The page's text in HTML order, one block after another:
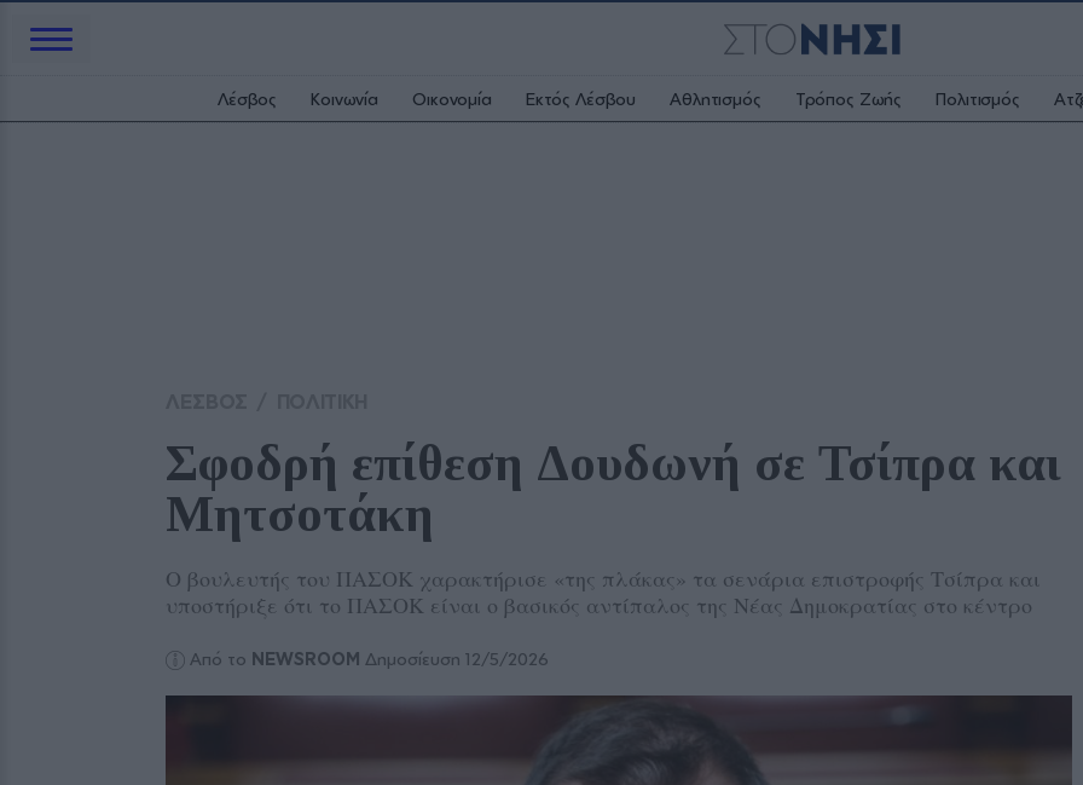
Λέσβος Κοινωνία Οικονομία Εκτός Λέσβου Αθλητισμός Τρόπος Ζωής Πολιτισμός
Σφοδρή επίθεση Δουδωνή σε Τσίπρα και
Μητσοτάκη
Ο βουλευτής του ΠΑΣΟΚ χαρακτήρισε «της πλάκας» τα σενάρια επιστροφής Τσίπρα και
υποστήριξε ότι το ΠΑΣΟΚ είναι ο βασικός αντίπαλος της Νέας Δημοκρατίας στο κέντρο
Από το NEWSROOM Δημοσίευση 12/5/2026